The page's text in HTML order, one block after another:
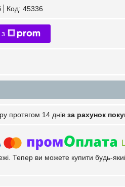
Код: 45336
протягом 14 днів за рахунок
Тепер ви можете купити будь-